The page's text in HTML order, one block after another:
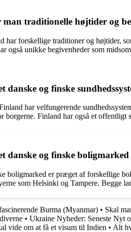
traditionelle højtider og
har forskellige traditioner og højtider,
også unikke begivenheder som
danske og finske
har velfungerende
borgerne. Finland har også et offentligt
danske og finske
boligmarked er præget af forskellige
som Helsinki og Tampere. Begge
Burma (Myanmar) • Skal
• Ukraine Nyheder: Seneste Nyt
vide om at få et visum til Indien • Alt